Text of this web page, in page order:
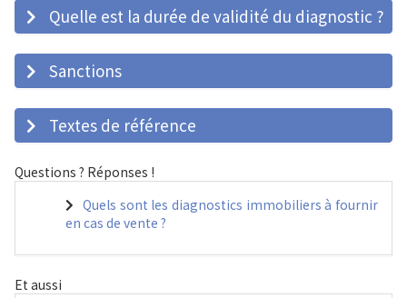
Quelle est la durée de validité du diagnostic ?
Sanctions
Textes de référence
Questions ? Réponses !
Quels sont les diagnostics immobiliers à fournir
en cas de vente ?
Et aussi